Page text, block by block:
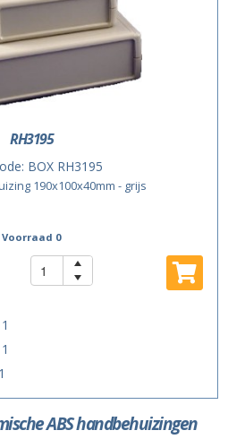
ABS handbehuizingen
RH3195
BOX RH3195
190x100x40mm - grijs
Voorraad 0